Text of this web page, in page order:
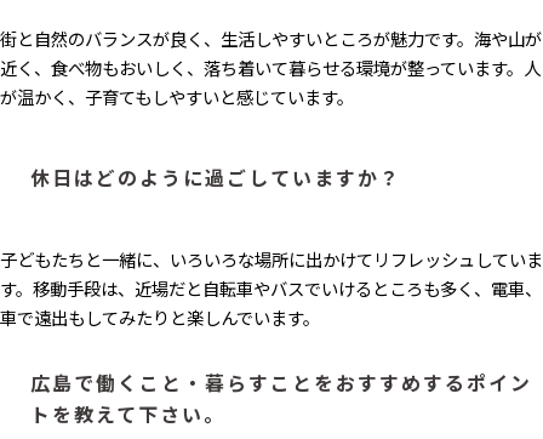
街と自然のバランスが良く、生活しやすいところが魅力です。海や山が
近く、食べ物もおいしく、落ち着いて暮らせる環境が整っています。人
が温かく、子育てもしやすいと感じています。
休日はどのように過ごしていますか？
子どもたちと一緒に、いろいろな場所に出かけてリフレッシュしていま
す。移動手段は、近場だと自転車やバスでいけるところも多く、電車、
車で遠出もしてみたりと楽しんでいます。
広島で働くこと・暮らすことをおすすめするポイン
トを教えて下さい。